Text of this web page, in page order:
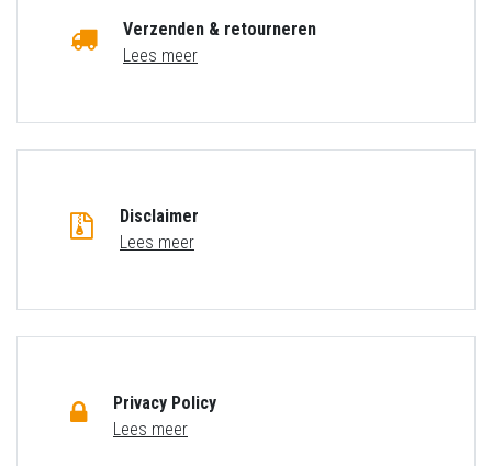
Verzenden & retourneren
Lees meer
Disclaimer
Lees meer
Privacy Policy
Lees meer